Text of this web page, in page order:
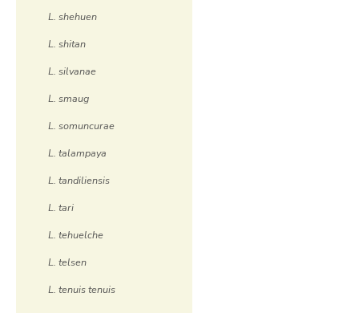
L. shehuen
L. shitan
L. silvanae
L. smaug
L. somuncurae
L. talampaya
L. tandiliensis
L. tari
L. tehuelche
L. telsen
L. tenuis tenuis